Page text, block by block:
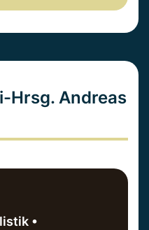
Hrsg. Andreas
•